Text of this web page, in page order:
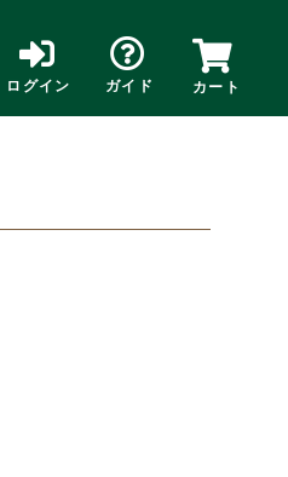
ログイン ガイド カート